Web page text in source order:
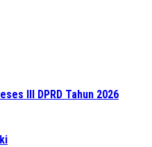
III DPRD Tahun 2026